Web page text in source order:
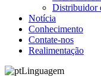
Distribuidor
Notícia
Conhecimento
Contate-nos
Realimentação
Linguagem